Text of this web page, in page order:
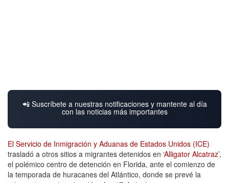
📲 Suscríbete a nuestras notificaciones y mantente al día
con las noticias más importantes
El Servicio de Inmigración y Aduanas de Estados Unidos (ICE)
trasladó a otros sitios a migrantes detenidos en ‘Alligator Alcatraz’,
el polémico centro de detención en Florida, ante el comienzo de
la temporada de huracanes del Atlántico, donde se prevé la